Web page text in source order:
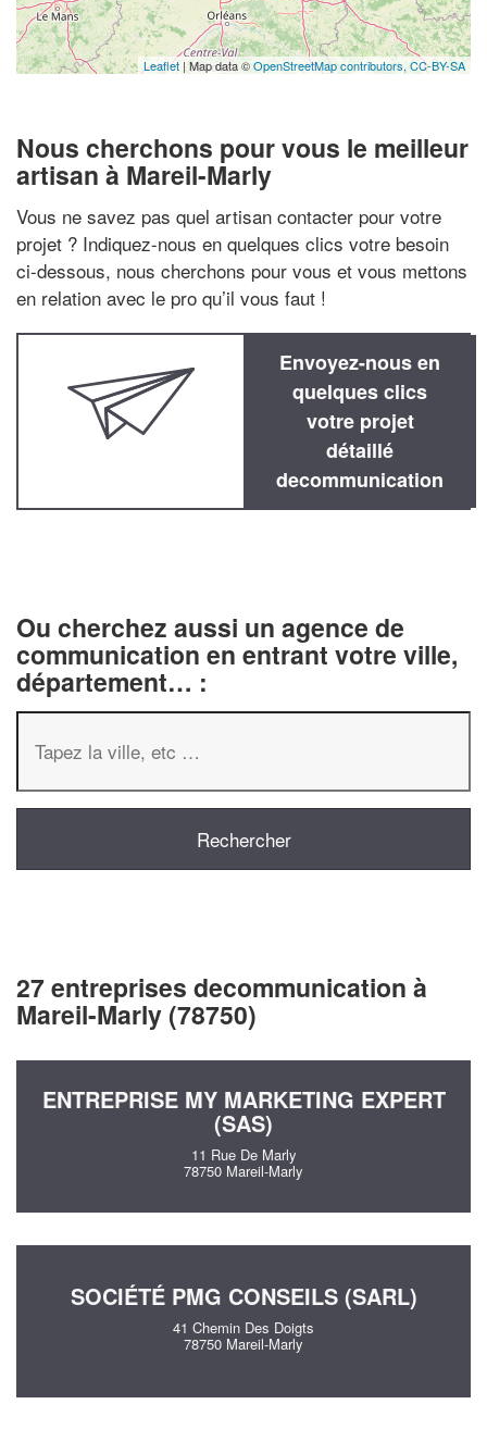
Leaflet | Map data ©OpenStreetMap contributors, CC-BY-SA
Nous cherchons pour vous le meilleur
artisan à Mareil-Marly
Vous ne savez pas quel artisan contacter pour votre
projet ? Indiquez-nous en quelques clics votre besoin
ci-dessous, nous cherchons pour vous et vous mettons
en relation avec le pro qu’il vous faut !
Envoyez-nous en
quelques clics
votre projet
détaillé
decommunication
Ou cherchez aussi un agence de
communication en entrant votre ville,
département… :
27 entreprises decommunication à
Mareil-Marly (78750)
ENTREPRISE MY MARKETING EXPERT
(SAS)
11 Rue De Marly
78750 Mareil-Marly
SOCIÉTÉ PMG CONSEILS (SARL)
41 Chemin Des Doigts
78750 Mareil-Marly